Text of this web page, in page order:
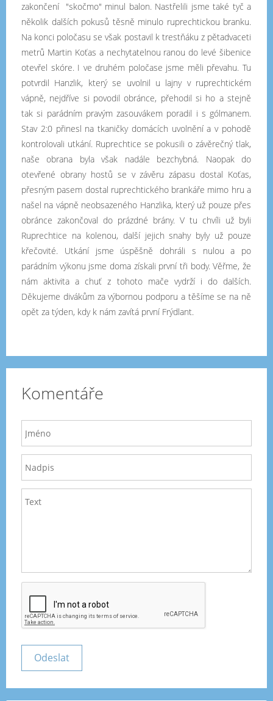
zakončení "skočmo" minul balon. Nastřelili jsme také tyč a
několik dalších pokusů těsně minulo ruprechtickou branku.
Na konci poločasu se však postavil k trestňáku z pětadvaceti
metrů Martin Koťas a nechytatelnou ranou do levé šibenice
otevřel skóre. I ve druhém poločase jsme měli převahu. Tu
potvrdil Hanzlik, který se uvolnil u lajny v ruprechtickém
vápně, nejdříve si povodil obránce, přehodil si ho a stejně
tak si parádním pravým zasouvákem poradil i s gólmanem.
Stav 2:0 přinesl na tkaničky domácích uvolnění a v pohodě
kontrolovali utkání. Ruprechtice se pokusili o závěrečný tlak,
naše obrana byla však nadále bezchybná. Naopak do
otevřené obrany hostů se v závěru zápasu dostal Koťas,
přesným pasem dostal ruprechtického brankáře mimo hru a
našel na vápně neobsazeného Hanzlika, který už pouze přes
obránce zakončoval do prázdné brány. V tu chvíli už byli
Ruprechtice na kolenou, další jejich snahy byly už pouze
křečovité. Utkání jsme úspěšně dohráli s nulou a po
parádním výkonu jsme doma získali první tři body. Věřme, že
nám aktivita a chuť z tohoto mače vydrží i do dalších.
Děkujeme divákům za výbornou podporu a těšíme se na ně
opět za týden, kdy k nám zavítá první Frýdlant.
Komentáře